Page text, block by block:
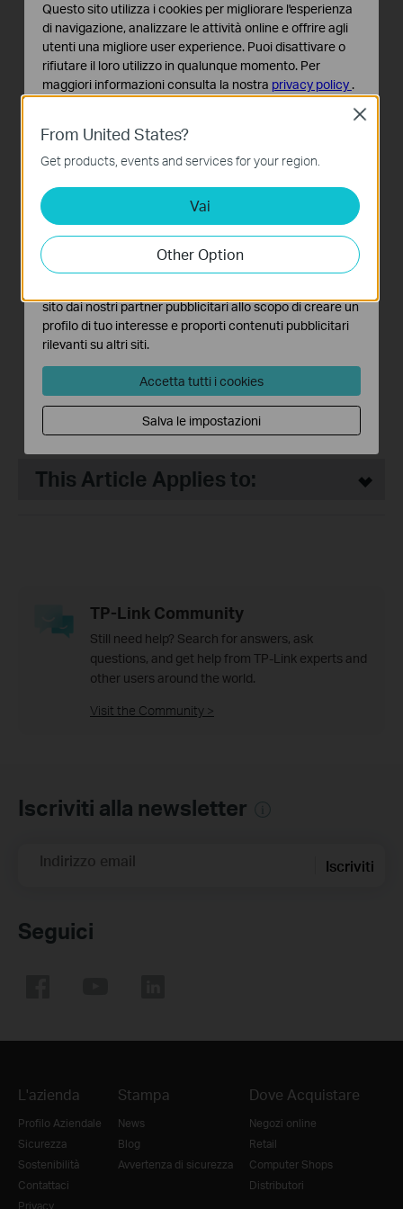
Robot aspirapolvere e
aspirazione 5300Pa e
navigazione MagSlim™
svuotamento automatico
HOT
Tapo RV30 Max Plus
aspirazione Hyper da 5300Pa
+ Dock per svuotamento
HOT
Tapo RV50 Pro Omni
Robot aspirapolvere e
lavapavimenti con stazione
autopulente
NEW
This Article Applies to:
TP-Link Community
Still need help? Search for answers, ask
questions, and get help from TP-Link experts and
other users around the world.
Visit the Community >
Iscriviti alla newsletter
Indirizzo email Iscriviti
Seguici
L'azienda
Profilo Aziendale
Sicurezza
Sostenibilità
Contattaci
Privacy
Stampa
News
Blog
Avvertenza di sicurezza
Dove Acquistare
Negozi online
Retail
Computer Shops
Distributori
From United States?
Get products, events and services for your region.
Vai
Other Option
Close
Questo sito utilizza i cookies per migliorare l'esperienza
di navigazione, analizzare le attività online e offrire agli
utenti una migliore user experience. Puoi disattivare o
rifiutare il loro utilizzo in qualunque momento. Per
maggiori informazioni consulta la nostra privacy policy .
Questi cookies sono necessari per il corretto
funzionamento del sito e non possono essere disattivati
nel tuo sistema.
Analytics e Marketing Cookies
I cookies analitici ci permettono di analizzare le tue
attività sul nostro sito allo scopo di migliorarne le
funzionalità.
sito dai nostri partner pubblicitari allo scopo di creare un
profilo di tuo interesse e proporti contenuti pubblicitari
rilevanti su altri siti.
Accetta tutti i cookies
Salva le impostazioni